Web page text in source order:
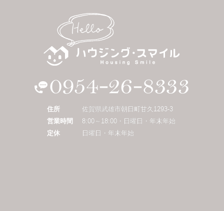
住所
佐賀県武雄市朝日町甘久1293-3
営業時間
8:00～18:00・日曜日・年末年始
定休
日曜日・年末年始